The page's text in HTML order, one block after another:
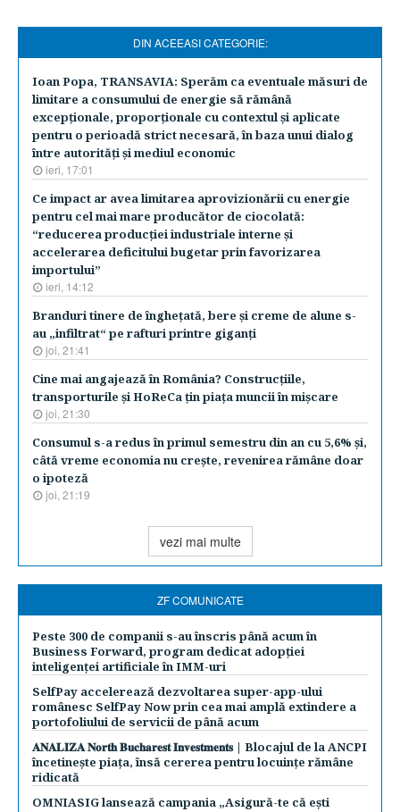
DIN ACEEASI CATEGORIE:
Ioan Popa, TRANSAVIA: Sperăm ca eventuale măsuri de
limitare a consumului de energie să rămână
excepţionale, proporţionale cu contextul şi aplicate
pentru o perioadă strict necesară, în baza unui dialog
între autorităţi şi mediul economic
ieri, 17:01
Ce impact ar avea limitarea aprovizionării cu energie
pentru cel mai mare producător de ciocolată:
“reducerea producţiei industriale interne şi
accelerarea deficitului bugetar prin favorizarea
importului”
ieri, 14:12
Branduri tinere de îngheţată, bere şi creme de alune s-
au „infiltrat“ pe rafturi printre giganţi
joi, 21:41
Cine mai angajează în România? Construcţiile,
transporturile şi HoReCa ţin piaţa muncii în mişcare
joi, 21:30
Consumul s-a redus în primul semestru din an cu 5,6% şi,
câtă vreme economia nu creşte, revenirea rămâne doar
o ipoteză
joi, 21:19
vezi mai multe
ZF COMUNICATE
Peste 300 de companii s-au înscris până acum în
Business Forward, program dedicat adopției
inteligenței artificiale în IMM-uri
SelfPay accelerează dezvoltarea super-app-ului
românesc SelfPay Now prin cea mai amplă extindere a
portofoliului de servicii de până acum
𝐀𝐍𝐀𝐋𝐈𝐙𝐀 𝐍𝐨𝐫𝐭𝐡 𝐁𝐮𝐜𝐡𝐚𝐫𝐞𝐬𝐭 𝐈𝐧𝐯𝐞𝐬𝐭𝐦𝐞𝐧𝐭𝐬 | Blocajul de la ANCPI
încetinește piața, însă cererea pentru locuințe rămâne
ridicată
OMNIASIG lansează campania „Asigură-te că ești